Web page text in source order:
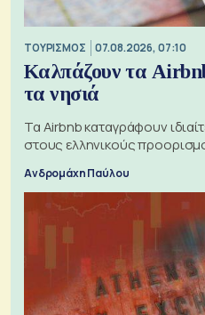
ΤΟΥΡΙΣΜΟΣ 07.08.2026, 07:10
Καλπάζουν τα
τα νησιά
Τα Airbnb καταγράφουν
στους ελληνικούς
Ανδρομάχη Παύλου